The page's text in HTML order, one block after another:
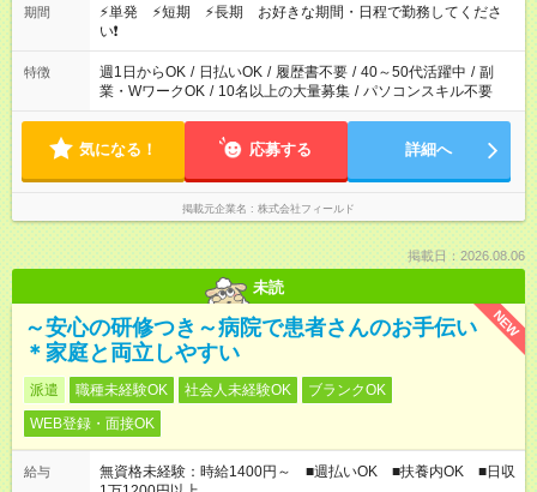
時～午前7時（1時間休憩） ・午前0時～6時（休憩なし） ※案件
や日程により変動があります。 ※なるべく希望シフトに合うよ
う調整しております。
期間
⚡単発 ⚡短期 ⚡長期 お好きな期間・日程で勤務してくださ
い❗
特徴 週1日からOK / 日払いOK / 履歴書不要 / 40～50代活躍中 / 副
業・WワークOK / 10名以上の大量募集 / パソコンスキル不要
気になる！ 応募する 詳細へ
掲載元企業名 株式会社フィールド
掲載日：2026.08.06
未読
NEW
～安心の研修つき～病院で患者さんのお手伝い
＊家庭と両立しやすい
派遣 職種未経験OK 社会人未経験OK
ブランクOK
WEB登録・面接OK
給与
無資格未経験：時給1400円～ ■週払いOK ■扶養内OK ■日収